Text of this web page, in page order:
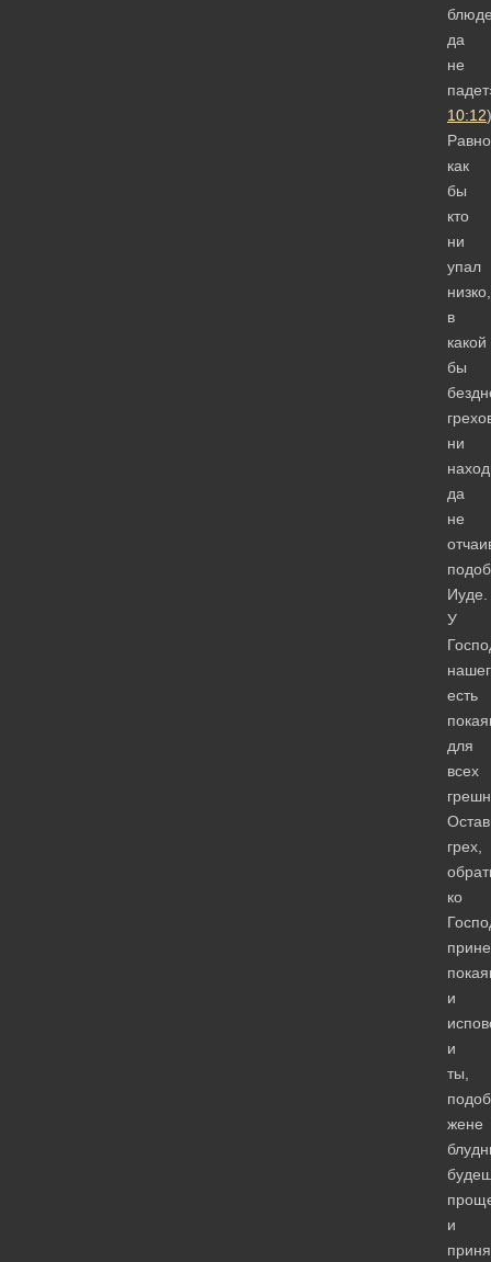
да
не
10:12
как
бы
кто
ни
упал
низко,
в
какой
бы
ни
да
не
Иуде.
У
есть
для
всех
грех,
ко
и
и
ты,
жене
и